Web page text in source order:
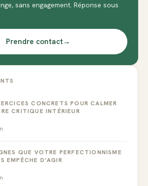
sans engagement. Réponse sous
Prendre contact→
CONCRETS POUR CALMER
CRITIQUE INTÉRIEUR
QUE VOTRE PERFECTIONNISME
EMPÊCHE D’AGIR